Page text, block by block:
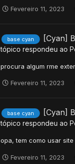
Fevereiro 11, 2023
base cyan [Cyan]
tópico respondeu ao
procura algum rme
Fevereiro 11, 2023
base cyan [Cyan]
tópico respondeu ao
opa, tem como usar site
Fevereiro 11, 2023